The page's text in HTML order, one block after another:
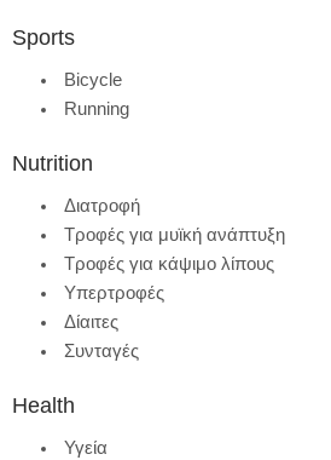
Sports
Bicycle
Running
Nutrition
Διατροφή
Τροφές για μυϊκή ανάπτυξη
Τροφές για κάψιμο λίπους
Υπερτροφές
Δίαιτες
Συνταγές
Health
Υγεία